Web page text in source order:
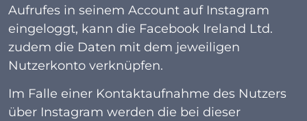
Aufrufes in seinem Account auf Instagram
eingeloggt, kann die Facebook Ireland Ltd.
zudem die Daten mit dem jeweiligen
Nutzerkonto verknüpfen.
Im Falle einer Kontaktaufnahme des Nutzers
über Instagram werden die bei dieser